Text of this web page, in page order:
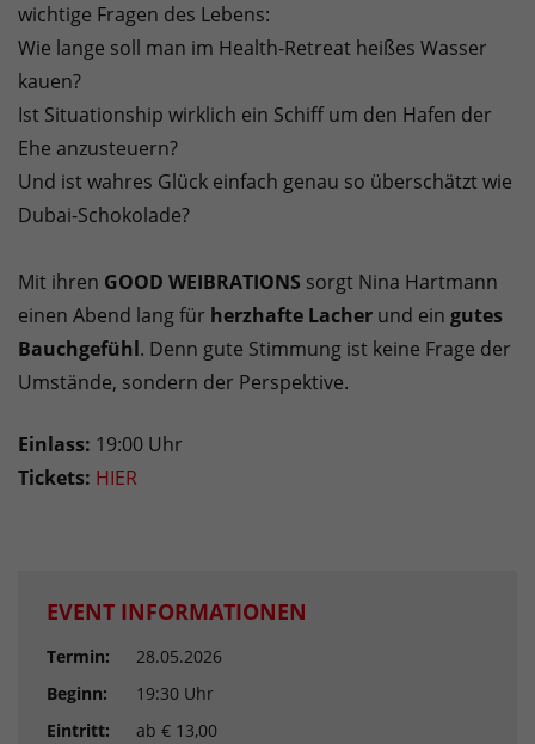
wichtige Fragen des Lebens:
Wie lange soll man im Health-Retreat heißes Wasser
kauen?
Ist Situationship wirklich ein Schiff um den Hafen der
Ehe anzusteuern?
Und ist wahres Glück einfach genau so überschätzt wie
Dubai-Schokolade?
Mit ihren GOOD WEIBRATIONS sorgt Nina Hartmann
einen Abend lang für herzhafte Lacher und ein gutes
Bauchgefühl. Denn gute Stimmung ist keine Frage der
Umstände, sondern der Perspektive.
Einlass: 19:00 Uhr
Tickets: HIER
EVENT INFORMATIONEN
Termin:
28.05.2026
Beginn:
19:30 Uhr
Eintritt:
ab € 13,00